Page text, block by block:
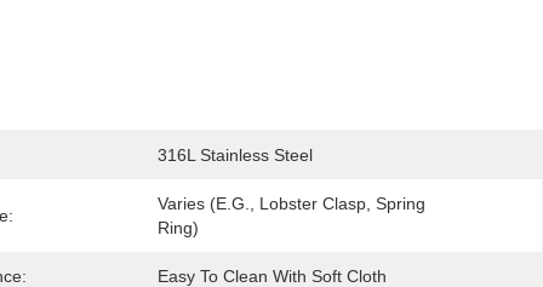
316L Stainless Steel
Varies (e.g., Lobster Clasp, Spring
Ring)
Easy To Clean With Soft Cloth